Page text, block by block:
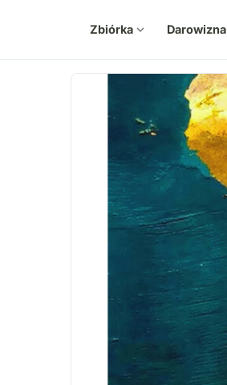
Zbiórka expand_more Darowizna